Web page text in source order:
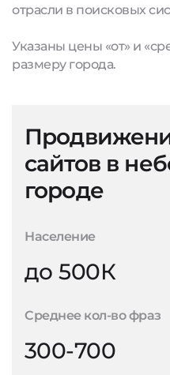
отрасли в поисковых
Указаны цены «от» и
размеру города.
сайтов в
городе
Население
до 500К
Среднее кол-во фраз
300-700